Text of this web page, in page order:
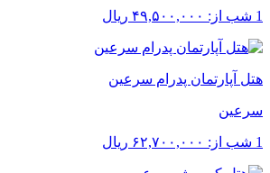
1 شب از: ۴۹,۵۰۰,۰۰۰ ریال
هتل آپارتمان پدرام سرعین
سرعین
1 شب از: ۶۲,۷۰۰,۰۰۰ ریال